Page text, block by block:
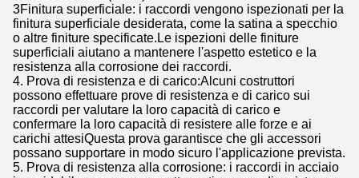
3Finitura superficiale: i raccordi vengono ispezionati per la
finitura superficiale desiderata, come la satina a specchio
o altre finiture specificate.Le ispezioni delle finiture
superficiali aiutano a mantenere l'aspetto estetico e la
resistenza alla corrosione dei raccordi.
4. Prova di resistenza e di carico:Alcuni costruttori
possono effettuare prove di resistenza e di carico sui
raccordi per valutare la loro capacità di carico e
confermare la loro capacità di resistere alle forze e ai
carichi attesiQuesta prova garantisce che gli accessori
possano supportare in modo sicuro l'applicazione prevista.
5. Prova di resistenza alla corrosione: i raccordi in acciaio